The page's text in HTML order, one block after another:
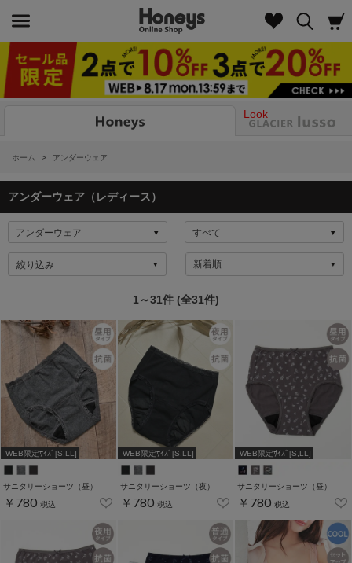
Look
ホーム > アンダーウェア
アンダーウェア（レディース）
絞り込み
1～31件 (全31件)
WEB限定ｻｲｽﾞ[S,LL]
サニタリーショーツ（昼）
￥780 税込
WEB限定ｻｲｽﾞ[S,LL]
サニタリーショーツ（夜）
￥780 税込
WEB限定ｻｲｽﾞ[S,LL]
サニタリーショーツ（昼）
￥780 税込